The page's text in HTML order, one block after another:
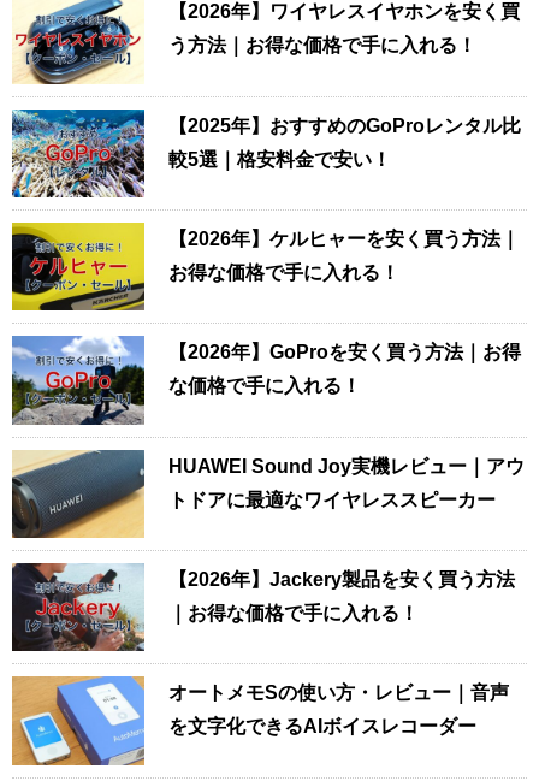
【2026年】ワイヤレスイヤホンを安く買
う方法｜お得な価格で手に入れる！
【2025年】おすすめのGoProレンタル比
較5選｜格安料金で安い！
【2026年】ケルヒャーを安く買う方法｜
お得な価格で手に入れる！
【2026年】GoProを安く買う方法｜お得
な価格で手に入れる！
HUAWEI Sound Joy実機レビュー｜アウ
トドアに最適なワイヤレススピーカー
【2026年】Jackery製品を安く買う方法
｜お得な価格で手に入れる！
オートメモSの使い方・レビュー｜音声
を文字化できるAIボイスレコーダー